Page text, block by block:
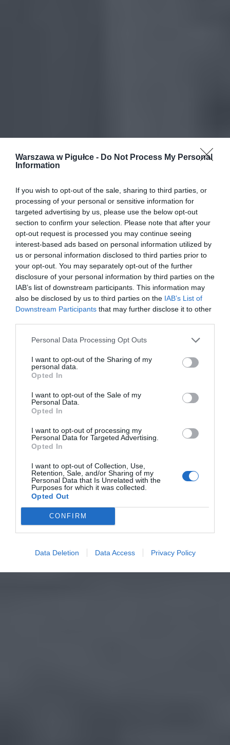
Warszawa w Pigułce - Do Not Process My Personal
Information
If you wish to opt-out of the sale, sharing to third parties, or
processing of your personal or sensitive information for
targeted advertising by us, please use the below opt-out
section to confirm your selection. Please note that after your
opt-out request is processed you may continue seeing
interest-based ads based on personal information utilized by
us or personal information disclosed to third parties prior to
your opt-out. You may separately opt-out of the further
disclosure of your personal information by third parties on the
IAB’s list of downstream participants. This information may
also be disclosed by us to third parties on the IAB’s List of
Downstream Participants that may further disclose it to other
Personal Data Processing Opt Outs
I want to opt-out of the Sharing of my
personal data.
Opted In
I want to opt-out of the Sale of my
Personal Data.
Opted In
I want to opt-out of processing my
Personal Data for Targeted Advertising.
Opted In
I want to opt-out of Collection, Use,
Retention, Sale, and/or Sharing of my
Personal Data that Is Unrelated with the
Purposes for which it was collected.
Opted Out
CONFIRM
Data Deletion Data Access Privacy Policy